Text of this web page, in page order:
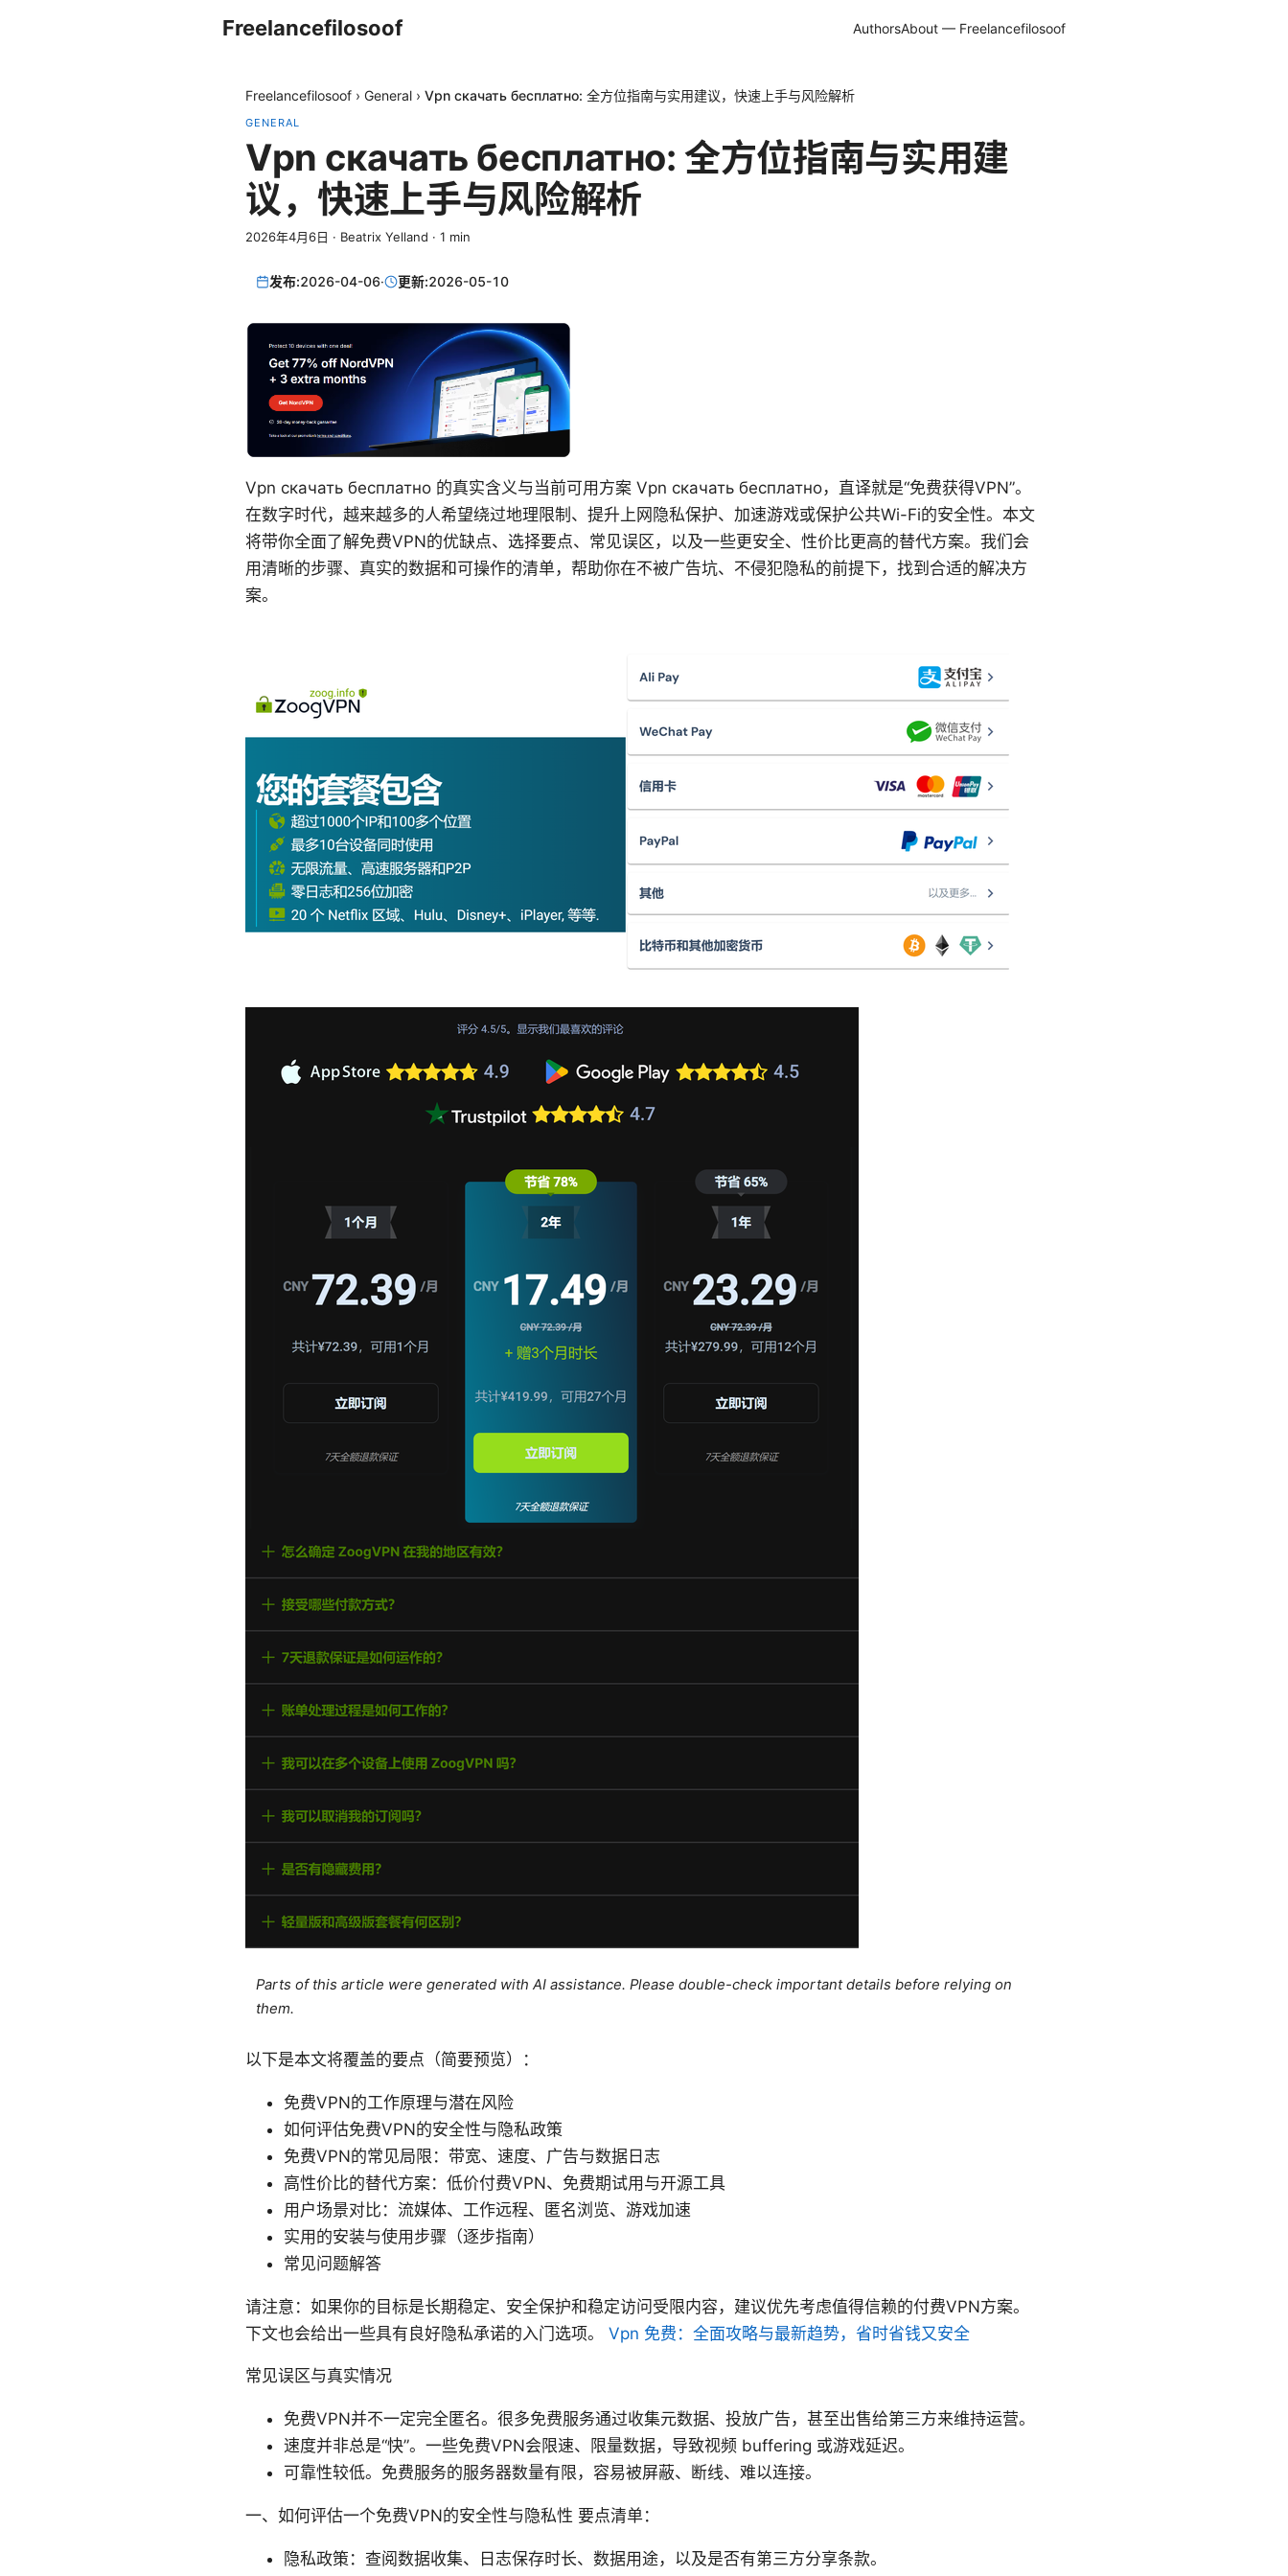
Freelancefilosoof AuthorsAbout — Freelancefilosoof
Freelancefilosoof › General › Vpn скачать бесплатно: 全方位指南与实用建议，快速上手与风险解析
GENERAL
Vpn скачать бесплатно: 全方位指南与实用建
议，快速上手与风险解析
2026年4月6日 · Beatrix Yelland · 1 min
发布:2026-04-06· 更新:2026-05-10
Vpn скачать бесплатно 的真实含义与当前可用方案 Vpn скачать бесплатно，直译就是“免费获得VPN”。
在数字时代，越来越多的人希望绕过地理限制、提升上网隐私保护、加速游戏或保护公共Wi-Fi的安全性。本文
将带你全面了解免费VPN的优缺点、选择要点、常见误区，以及一些更安全、性价比更高的替代方案。我们会
用清晰的步骤、真实的数据和可操作的清单，帮助你在不被广告坑、不侵犯隐私的前提下，找到合适的解决方
案。
Parts of this article were generated with AI assistance. Please double-check important details before relying on
them.
以下是本文将覆盖的要点（简要预览）：
免费VPN的工作原理与潜在风险
如何评估免费VPN的安全性与隐私政策
免费VPN的常见局限：带宽、速度、广告与数据日志
高性价比的替代方案：低价付费VPN、免费期试用与开源工具
用户场景对比：流媒体、工作远程、匿名浏览、游戏加速
实用的安装与使用步骤（逐步指南）
常见问题解答
请注意：如果你的目标是长期稳定、安全保护和稳定访问受限内容，建议优先考虑值得信赖的付费VPN方案。
下文也会给出一些具有良好隐私承诺的入门选项。 Vpn 免费：全面攻略与最新趋势，省时省钱又安全
常见误区与真实情况
免费VPN并不一定完全匿名。很多免费服务通过收集元数据、投放广告，甚至出售给第三方来维持运营。
速度并非总是“快”。一些免费VPN会限速、限量数据，导致视频 buffering 或游戏延迟。
可靠性较低。免费服务的服务器数量有限，容易被屏蔽、断线、难以连接。
一、如何评估一个免费VPN的安全性与隐私性 要点清单：
隐私政策：查阅数据收集、日志保存时长、数据用途，以及是否有第三方分享条款。